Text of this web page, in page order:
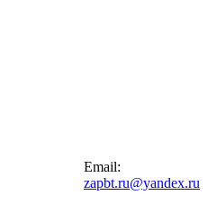
Email:
zapbt.ru@yandex.ru